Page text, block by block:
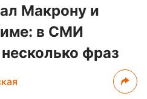
Макрону и
в СМИ
фраз